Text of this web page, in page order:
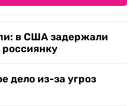
в США задержали
дело из-за угроз